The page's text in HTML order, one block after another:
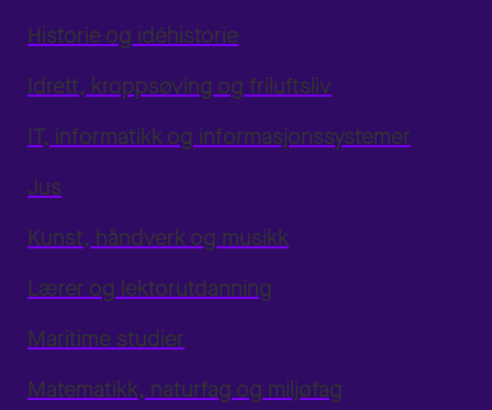
Historie og idéhistorie
Idrett, kroppsøving og friluftsliv
IT, informatikk og informasjonssystemer
Jus
Kunst, håndverk og musikk
Lærer og lektorutdanning
Maritime studier
Matematikk, naturfag og miljøfag